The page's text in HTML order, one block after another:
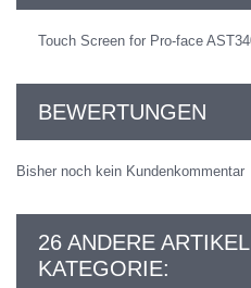
Touch Screen for Pro-face
BEWERTUNGEN
Bisher noch kein Kundenkommentar
26 ANDERE
KATEGORIE: